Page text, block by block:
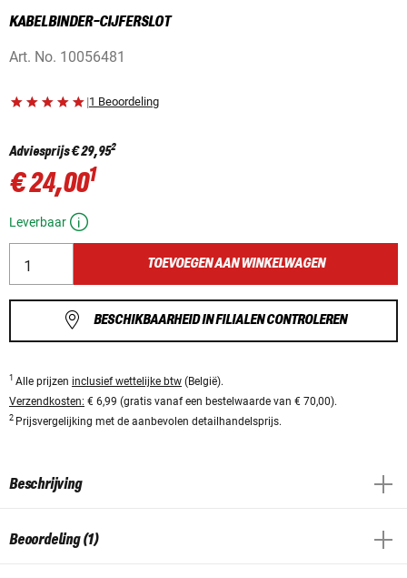
KABELBINDER-CIJFERSLOT
Art. No. 10056481
|1 Beoordeling
Adviesprijs€ 29,952
€ 24,001
Leverbaar
TOEVOEGEN AAN WINKELWAGEN
BESCHIKBAARHEID IN FILIALEN CONTROLEREN
1 Alle prijzen inclusief wettelijke btw (België).
Verzendkosten: € 6,99 (gratis vanaf een bestelwaarde van € 70,00).
2 Prijsvergelijking met de aanbevolen detailhandelsprijs.
Beschrijving
Beoordeling (1)